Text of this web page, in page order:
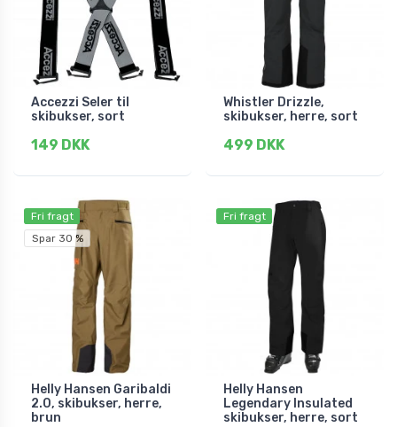
Accezzi Seler til
skibukser, sort
149 DKK
Whistler Drizzle,
skibukser, herre, sort
499 DKK
Fri fragt
Spar 30 %
Helly Hansen Garibaldi
2.0, skibukser, herre,
brun
Fri fragt
Helly Hansen
Legendary Insulated
skibukser, herre, sort